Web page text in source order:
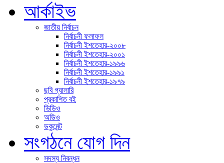
আর্কাইভ
জাতীয় নির্বাচন
নির্বাচনী ফলাফল
নির্বাচনী ইশতেহার-২০০৮
নির্বাচনী ইশতেহার-২০০১
নির্বাচনী ইশতেহার-১৯৯৬
নির্বাচনী ইশতেহার-১৯৯১
নির্বাচনী ইশতেহার-১৯৭৯
ছবি গ্যালারি
প্রকাশিত বই
ভিডিও
অডিও
ডকুমেন্ট
সংগঠনে যোগ দিন
সদস্য নিবন্ধন